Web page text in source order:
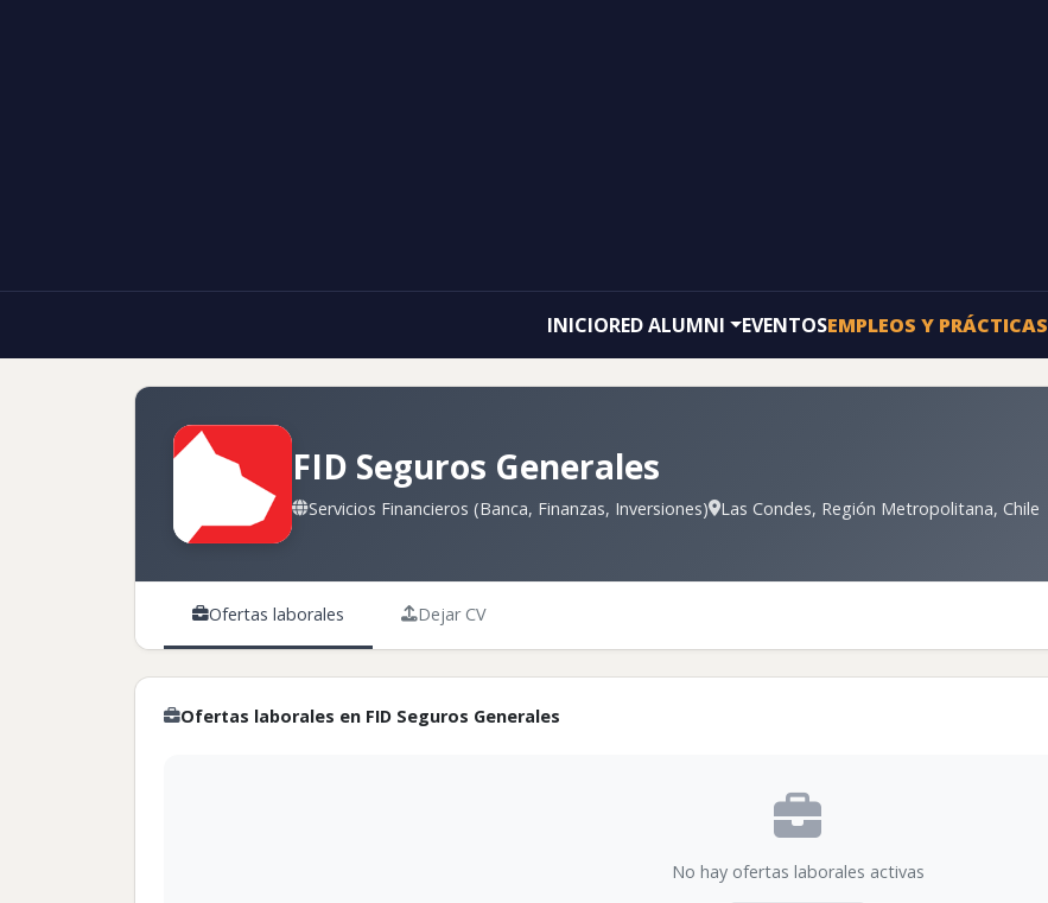
INICIORED ALUMNI EVENTOSEMPLEOS Y PRÁCTICAS
FID Seguros Generales
Servicios Financieros (Banca, Finanzas, Inversiones) Las Condes, Región Metropolitana, Chile
Ofertas laborales Dejar CV
Ofertas laborales en FID Seguros Generales
No hay ofertas laborales activas